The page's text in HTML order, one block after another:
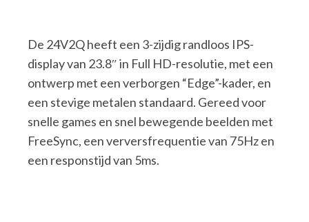
De 24V2Q heeft een 3-zijdig randloos IPS-
display van 23.8″ in Full HD-resolutie, met een
ontwerp met een verborgen “Edge”-kader, en
een stevige metalen standaard. Gereed voor
snelle games en snel bewegende beelden met
FreeSync, een verversfrequentie van 75Hz en
een responstijd van 5ms.